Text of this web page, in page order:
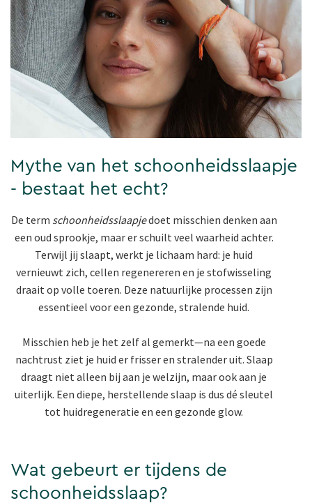
Mythe van het schoonheidsslaapje
- bestaat het echt?
De term schoonheidsslaapjedoet misschien denken aan
een oud sprookje, maar er schuilt veel waarheid achter.
Terwijl jij slaapt, werkt je lichaam hard: je huid
vernieuwt zich, cellen regenereren en je stofwisseling
draait op volle toeren. Deze natuurlijke processen zijn
essentieel voor een gezonde, stralende huid.
Misschien heb je het zelf al gemerkt—na een goede
nachtrust ziet je huid er frisser en stralender uit. Slaap
draagt niet alleen bij aan je welzijn, maar ook aan je
uiterlijk. Een diepe, herstellende slaap is dus dé sleutel
tot huidregeneratie en een gezonde glow.
Wat gebeurt er tijdens de
schoonheidsslaap?